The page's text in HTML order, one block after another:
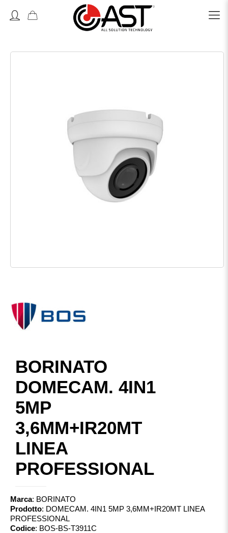
Accedi o Registrati
BORINATO
DOMECAM. 4IN1
5MP
3,6MM+IR20MT
LINEA
PROFESSIONAL
Marca: BORINATO
Prodotto: DOMECAM. 4IN1 5MP 3,6MM+IR20MT LINEA
PROFESSIONAL
Codice: BOS-BS-T3911C